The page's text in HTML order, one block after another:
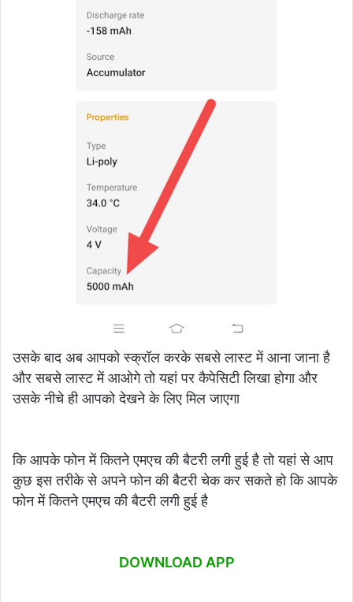
उसके बाद अब आपको स्क्रॉल करके सबसे लास्ट में आना जाना है
और सबसे लास्ट में आओगे तो यहां पर कैपेसिटी लिखा होगा और
उसके नीचे ही आपको देखने के लिए मिल जाएगा
कि आपके फोन में कितने एमएच की बैटरी लगी हुई है तो यहां से आप
कुछ इस तरीके से अपने फोन की बैटरी चेक कर सकते हो कि आपके
फोन में कितने एमएच की बैटरी लगी हुई है
DOWNLOAD APP